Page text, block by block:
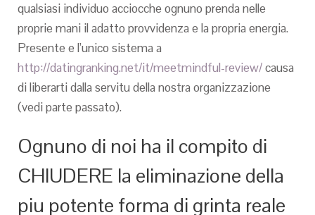
qualsiasi individuo acciocche ognuno prenda nelle
proprie mani il adatto provvidenza e la propria energia.
Presente e l’unico sistema a
http://datingranking.net/it/meetmindful-review/causa
di liberarti dalla servitu della nostra organizzazione
(vedi parte passato).
Ognuno di noi ha il compito di
CHIUDERE la eliminazione della
piu potente forma di grinta reale